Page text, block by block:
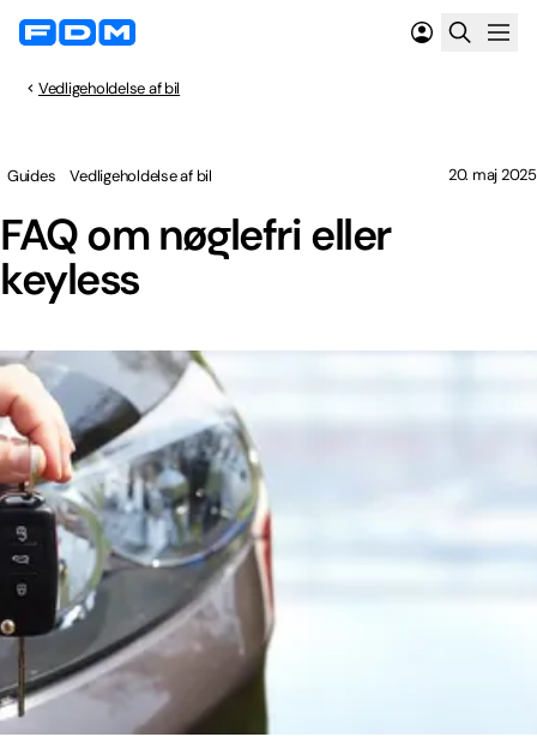
Vedligeholdelse af bil
FAQ om nøglefri eller
keyless
Guides Vedligeholdelse af bil 20. maj 2025